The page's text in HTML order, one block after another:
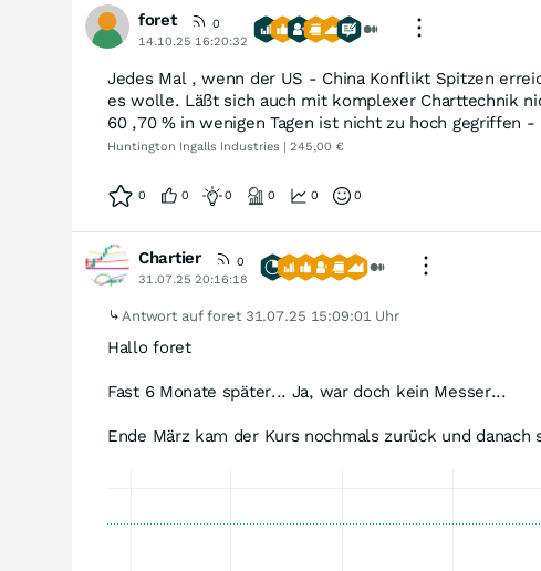
foret
0
14.10.25 16:20:32
Jedes Mal , wenn der US - China Konflikt Spitzen
es wolle. Läßt sich auch mit komplexer Charttechnik
60 ,70 % in wenigen Tagen ist nicht zu hoch
Huntington Ingalls Industries | 245,00 €
0 0 0 0 0 0
Chartier
0
31.07.25 20:16:18
Antwort auf foret 31.07.25 15:09:01 Uhr
Hallo foret
Fast 6 Monate später... Ja, war doch kein Messer...
Ende März kam der Kurs nochmals zurück und danach